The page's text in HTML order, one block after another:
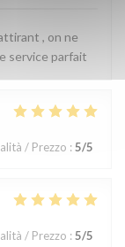
, on ne
service parfait
/ Prezzo : 5/5
/ Prezzo : 5/5